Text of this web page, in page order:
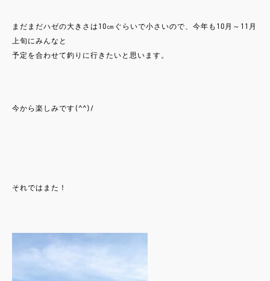
まだまだハゼの大きさは10㎝ぐらいで小さいので、今年も10月～11月
上旬にみんなと
予定を合わせて釣りに行きたいと思います。
今から楽しみです(^^)/
それではまた！